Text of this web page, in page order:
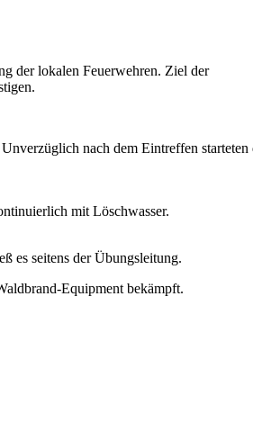
der lokalen Feuerwehren. Ziel der
nach dem Eintreffen
mit Löschwasser.
es seitens der Übungsleitung.
Equipment bekämpft.